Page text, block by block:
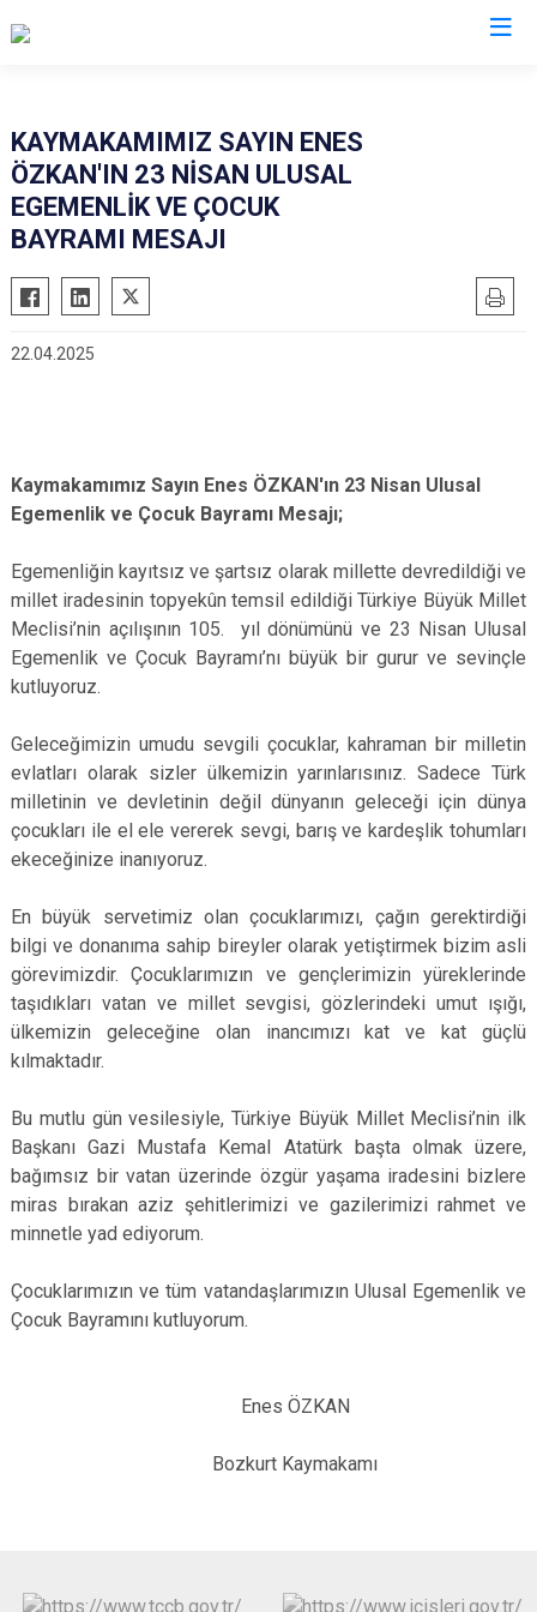
Acıpayam
Pamukkale
Baklan
Çal
Çameli
Çardak
Merkezefendi
KAYMAKAMIMIZ SAYIN ENES
ÖZKAN'IN 23 NİSAN ULUSAL
EGEMENLİK VE ÇOCUK
BAYRAMI MESAJI
22.04.2025
Kaymakamımız Sayın Enes ÖZKAN'ın 23 Nisan Ulusal
Egemenlik ve Çocuk Bayramı Mesajı;
Egemenliğin kayıtsız ve şartsız olarak millette devredildiği ve
millet iradesinin topyekûn temsil edildiği Türkiye Büyük Millet
Meclisi’nin açılışının 105. yıl dönümünü ve 23 Nisan Ulusal
Egemenlik ve Çocuk Bayramı’nı büyük bir gurur ve sevinçle
kutluyoruz.
Geleceğimizin umudu sevgili çocuklar, kahraman bir milletin
evlatları olarak sizler ülkemizin yarınlarısınız. Sadece Türk
milletinin ve devletinin değil dünyanın geleceği için dünya
çocukları ile el ele vererek sevgi, barış ve kardeşlik tohumları
ekeceğinize inanıyoruz.
En büyük servetimiz olan çocuklarımızı, çağın gerektirdiği
bilgi ve donanıma sahip bireyler olarak yetiştirmek bizim asli
görevimizdir. Çocuklarımızın ve gençlerimizin yüreklerinde
taşıdıkları vatan ve millet sevgisi, gözlerindeki umut ışığı,
ülkemizin geleceğine olan inancımızı kat ve kat güçlü
kılmaktadır.
Bu mutlu gün vesilesiyle, Türkiye Büyük Millet Meclisi’nin ilk
Başkanı Gazi Mustafa Kemal Atatürk başta olmak üzere,
bağımsız bir vatan üzerinde özgür yaşama iradesini bizlere
miras bırakan aziz şehitlerimizi ve gazilerimizi rahmet ve
minnetle yad ediyorum.
Çocuklarımızın ve tüm vatandaşlarımızın Ulusal Egemenlik ve
Çocuk Bayramını kutluyorum.
Enes ÖZKAN
Bozkurt Kaymakamı